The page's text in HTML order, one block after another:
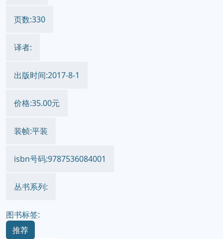
页数:330
译者:
出版时间:2017-8-1
价格:35.00元
装帧:平装
isbn号码:9787536084001
丛书系列:
图书标签:
推荐